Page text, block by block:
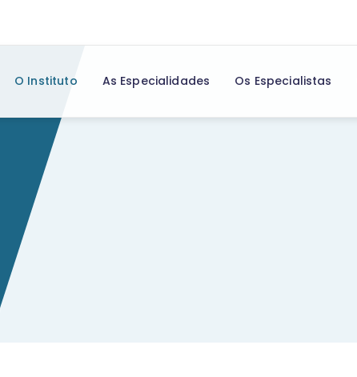
O Instituto As Especialidades Os Especialistas